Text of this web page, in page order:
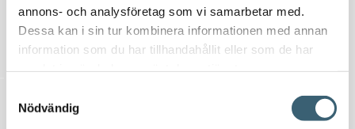
annons- och analysföretag som vi samarbetar med.
Dessa kan i sin tur kombinera informationen med annan
information som du har tillhandahållit eller som de har
Nödvändig